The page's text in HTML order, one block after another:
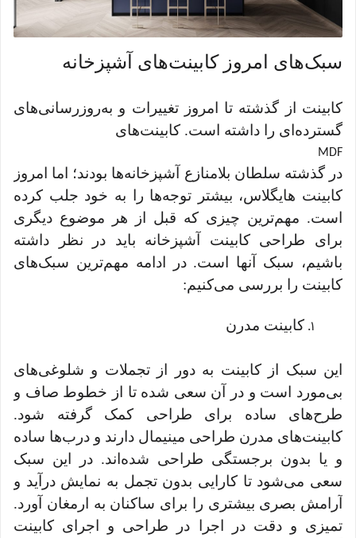
سبک‌های امروز کابینت‌های آشپزخانه
کابینت از گذشته تا امروز تغییرات و به‌روزرسانی‌های
گسترده‌ای را داشته است. کابینت‌های
MDF
در گذشته سلطان بلامنازع آشپزخانه‌ها بودند؛ اما امروز
کابینت هایگلاس، بیشتر توجه‌ها را به خود جلب کرده
است. مهم‌ترین چیزی که قبل از هر موضوع دیگری
برای طراحی کابینت آشپزخانه باید در نظر داشته
باشیم، سبک آنها است. در ادامه مهم‌ترین سبک‌های
کابینت را بررسی می‌کنیم:
کابینت مدرن
این سبک از کابینت به دور از تجملات و شلوغی‌های
بی‌مورد است و در آن سعی شده تا از خطوط صاف و
طرح‌های ساده برای طراحی کمک گرفته شود.
کابینت‌های مدرن طراحی مینیمال دارند و درب‌ها ساده
و یا بدون برجستگی طراحی شده‌اند. در این سبک
سعی می‌شود تا کارایی بدون تجمل به نمایش درآید و
آرامش بصری بیشتری را برای ساکنان به ارمغان آورد.
تمیزی و دقت در اجرا در طراحی و اجرای کابینت